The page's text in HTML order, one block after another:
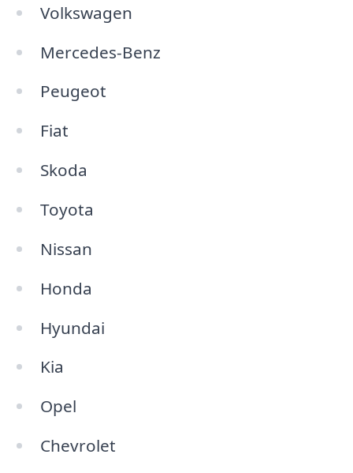
Volkswagen
Mercedes-Benz
Peugeot
Fiat
Skoda
Toyota
Nissan
Honda
Hyundai
Kia
Opel
Chevrolet